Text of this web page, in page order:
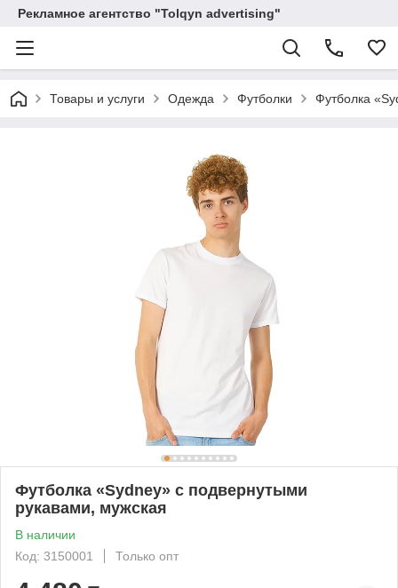
Рекламное агентство "Tolqyn advertising"
Товары и услуги Одежда Футболки Футболка
Футболка «Sydney» с подвернутыми
рукавами, мужская
В наличии
Код: 3150001
Только опт